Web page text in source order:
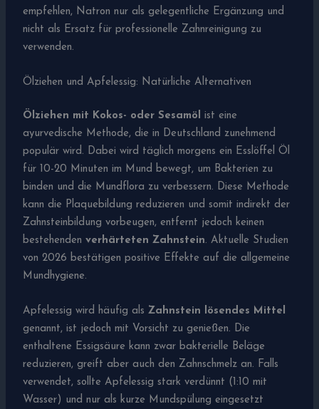
empfehlen, Natron nur als gelegentliche Ergänzung und
nicht als Ersatz für professionelle Zahnreinigung zu
verwenden.
Ölziehen und Apfelessig: Natürliche Alternativen
Ölziehen mit Kokos- oder Sesamöl ist eine
ayurvedische Methode, die in Deutschland zunehmend
populär wird. Dabei wird täglich morgens ein Esslöffel Öl
für 10-20 Minuten im Mund bewegt, um Bakterien zu
binden und die Mundflora zu verbessern. Diese Methode
kann die Plaquebildung reduzieren und somit indirekt der
Zahnsteinbildung vorbeugen, entfernt jedoch keinen
bestehendenverhärteten Zahnstein. Aktuelle Studien
von 2026 bestätigen positive Effekte auf die allgemeine
Mundhygiene.
Apfelessig wird häufig alsZahnstein lösendes Mittel
genannt, ist jedoch mit Vorsicht zu genießen. Die
enthaltene Essigsäure kann zwar bakterielle Beläge
reduzieren, greift aber auch den Zahnschmelz an. Falls
verwendet, sollte Apfelessig stark verdünnt (1:10 mit
Wasser) und nur als kurze Mundspülung eingesetzt